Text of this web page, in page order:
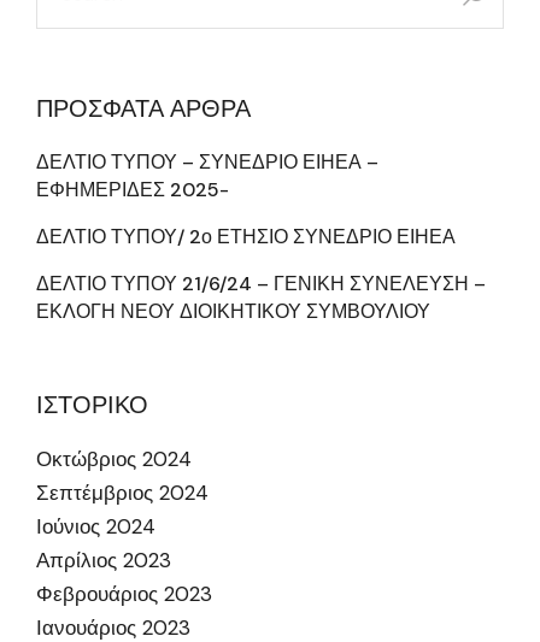
ΠΡΟΣΦΑΤΑ ΑΡΘΡΑ
ΔΕΛΤΙΟ ΤΥΠΟΥ – ΣΥΝΕΔΡΙΟ ΕΙΗΕΑ –
ΕΦΗΜΕΡΙΔΕΣ 2025-
ΔΕΛΤΙΟ ΤΥΠΟΥ/ 2ο ΕΤΗΣΙΟ ΣΥΝΕΔΡΙΟ ΕΙΗΕΑ
ΔΕΛΤΙΟ ΤΥΠΟΥ 21/6/24 – ΓΕΝΙΚΗ ΣΥΝΕΛΕΥΣΗ –
ΕΚΛΟΓΗ ΝΕΟΥ ΔΙΟΙΚΗΤΙΚΟΥ ΣΥΜΒΟΥΛΙΟΥ
ΙΣΤΟΡΙΚΟ
Οκτώβριος 2024
Σεπτέμβριος 2024
Ιούνιος 2024
Απρίλιος 2023
Φεβρουάριος 2023
Ιανουάριος 2023